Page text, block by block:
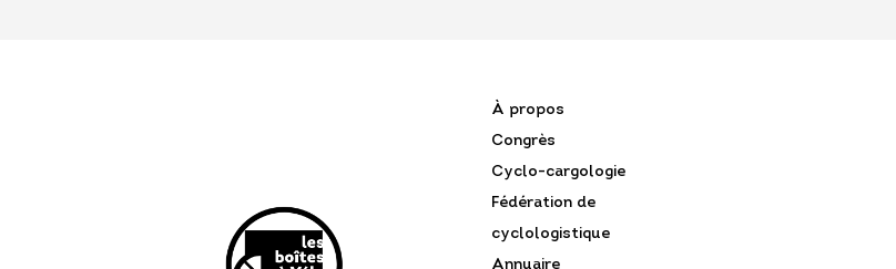
À propos
Congrès
Cyclo-cargologie
Fédération de
cyclologistique
Annuaire